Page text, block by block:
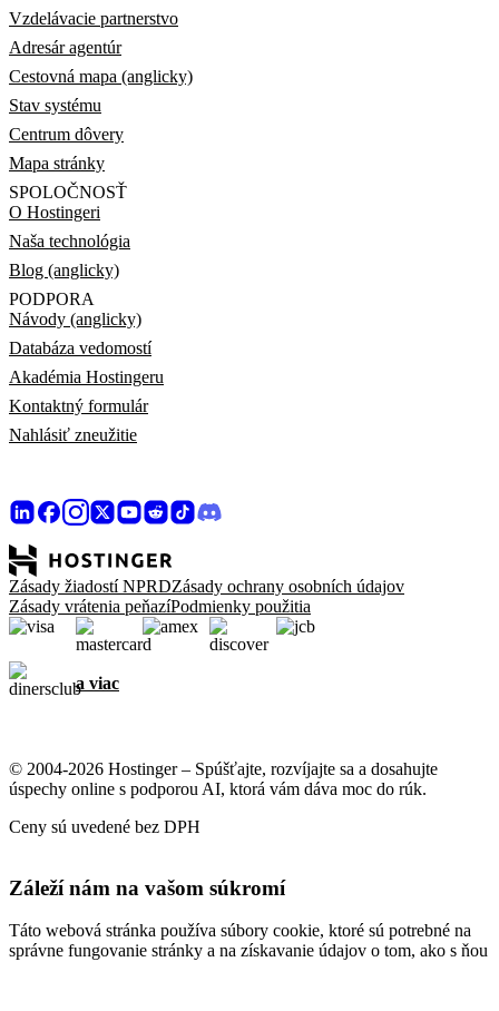
Vzdelávacie partnerstvo
Adresár agentúr
Cestovná mapa (anglicky)
Stav systému
Centrum dôvery
Mapa stránky
SPOLOČNOSŤ
O Hostingeri
Naša technológia
Blog (anglicky)
PODPORA
Návody (anglicky)
Databáza vedomostí
Akadémia Hostingeru
Kontaktný formulár
Nahlásiť zneužitie
Zásady žiadostí NPRDZásady ochrany osobních údajov
Zásady vrátenia peňazíPodmienky použitia
a viac
© 2004-2026 Hostinger – Spúšťajte, rozvíjajte sa a dosahujte
úspechy online s podporou AI, ktorá vám dáva moc do rúk.
Ceny sú uvedené bez DPH
Záleží nám na vašom súkromí
Táto webová stránka používa súbory cookie, ktoré sú potrebné na
správne fungovanie stránky a na získavanie údajov o tom, ako s ňou